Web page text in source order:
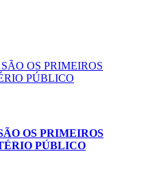
OS PRIMEIROS
PÚBLICO